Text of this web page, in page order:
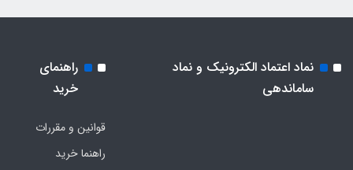
نماد اعتماد الکترونیک و نماد
ساماندهی
راهنمای
خرید
قوانین و مقررات
راهنما خرید